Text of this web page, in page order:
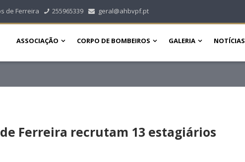
de Ferreira 255965339 geral@ahbvpf.pt
ASSOCIAÇÃO CORPO DE BOMBEIROS GALERIA NOTÍCIAS
Ferreira recrutam 13 estagiários